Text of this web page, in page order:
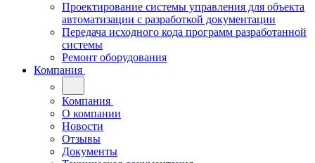
Проектирование системы управления для объекта
автоматизации с разработкой документации
Передача исходного кода программ разработанной
системы
Ремонт оборудования
Компания
Компания
О компании
Новости
Отзывы
Документы